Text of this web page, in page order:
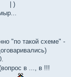
| )
"по такой схеме" -
в ..., в !!!